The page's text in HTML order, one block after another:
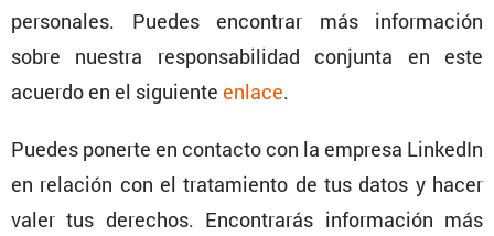
perso­nales. Puedes encon­trar más infor­ma­ción
sobre nuestra respon­sa­bi­lidad conjunta en este
acuerdo en el siguiente enlace.
Puedes ponerte en contacto con la empresa LinkedIn
en relación con el trata­miento de tus datos y hacer
valer tus derechos. Encon­trarás infor­ma­ción más